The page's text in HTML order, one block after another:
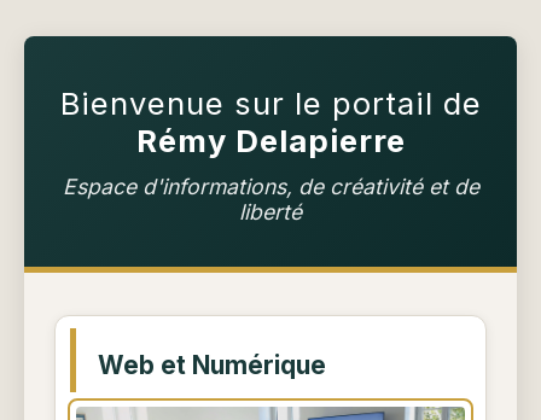
Bienvenue sur le portail de
Rémy Delapierre
Espace d'informations, de créativité et de
liberté
Web et Numérique